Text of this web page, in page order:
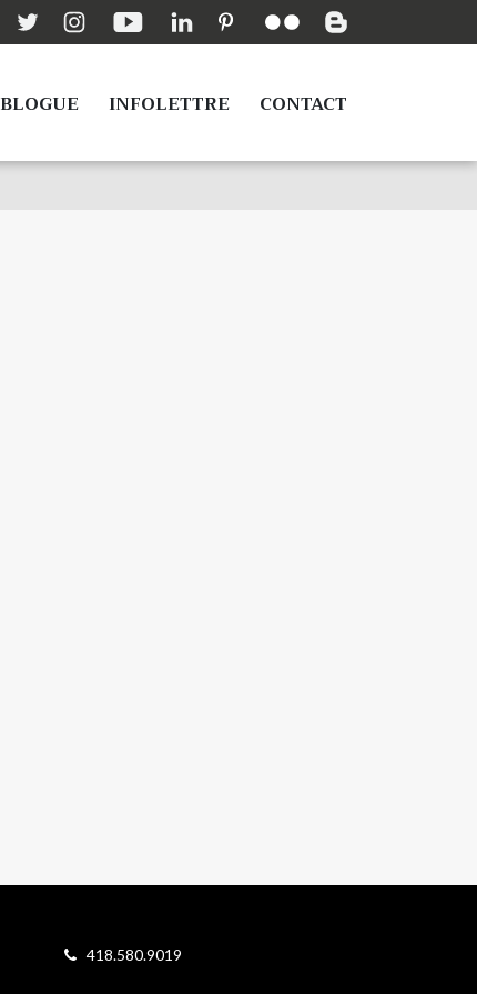
BLOGUE INFOLETTRE CONTACT
418.580.9019